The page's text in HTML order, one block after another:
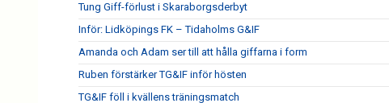
Tung Giff-förlust i Skaraborgsderbyt
Inför: Lidköpings FK – Tidaholms G&IF
Amanda och Adam ser till att hålla giffarna i form
Ruben förstärker TG&IF inför hösten
TG&IF föll i kvällens träningsmatch